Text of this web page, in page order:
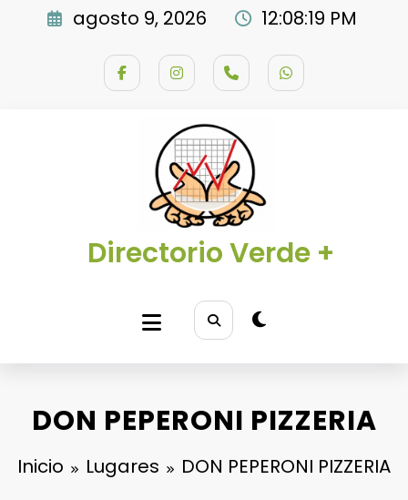
agosto 9, 2026 12:08:20 PM
Directorio Verde +
DON PEPERONI PIZZERIA
Inicio Lugares DON PEPERONI PIZZERIA